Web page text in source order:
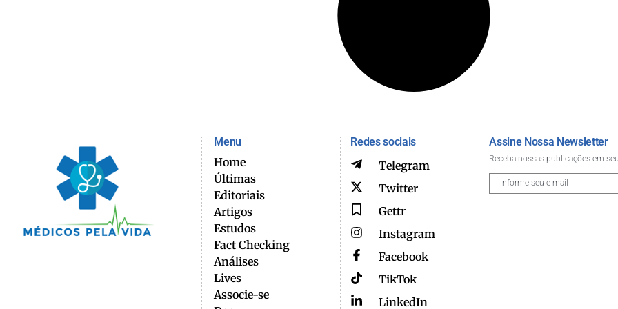
Menu
Home
Últimas
Editoriais
Artigos
Estudos
Fact Checking
Análises
Lives
Associe-se
Redes sociais
Telegram
Twitter
Gettr
Instagram
Facebook
TikTok
LinkedIn
Assine Nossa Newsletter
Receba nossas publicações em